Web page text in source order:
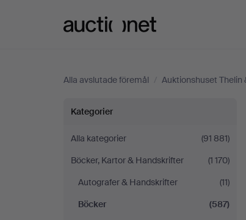
Alla avslutade föremål / Auktionshuset Thelin
Böcker
på
Auktionshuset
Thelin
Kategorier
Alla kategorier
(91 881)
Böcker, Kartor & Handskrifter
(1 170)
Autografer & Handskrifter
(11)
Böcker
(587)